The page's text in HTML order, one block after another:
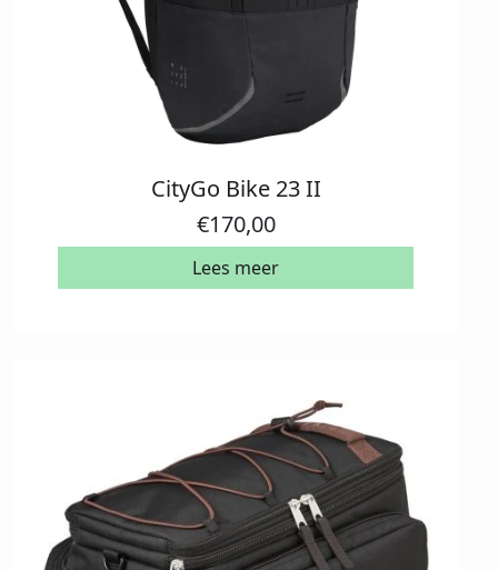
CityGo Bike 23 II
€170,00
Lees meer